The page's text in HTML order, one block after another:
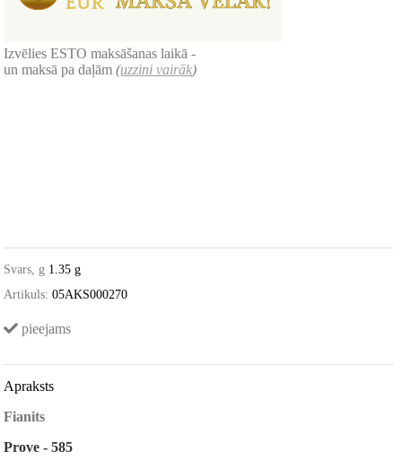
Izvēlies ESTO maksāšanas laikā -
un maksā pa daļām(uzzini vairāk)
Svars, g 1.35 g
Artikuls: 05AKS000270
pieejams
Apraksts
Fianits
Prove - 585